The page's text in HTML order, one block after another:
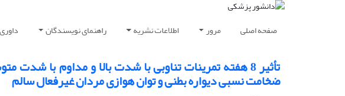
صفحه اصلی مرور اطلاعات نشریه راهنمای نویسندگان داوری
تأثیر 8 هفته تمرینات تناوبی با شدت بالا و مداوم با
ضخامت نسبی دیواره بطنی و توان هوازی مردان غیرفعال سالم